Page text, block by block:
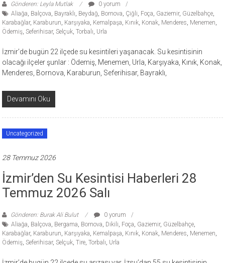
Gönderen: Leyla Mutlak
0 yorum
Aliağa, Balçova, Bayraklı, Beydağ, Bornova, Çiğli, Foça, Gaziemir, Güzelbahçe,
Karabağlar, Karaburun, Karşıyaka, Kemalpaşa, Kınık, Konak, Menderes, Menemen,
Ödemiş,Seferihisar,Selçuk,Torbalı, Urla
İzmir’de bugün 22 ilçede su kesintileri yaşanacak. Su kesintisinin
olacağı ilçeler şunlar : Ödemiş, Menemen, Urla, Karşıyaka, Kınık, Konak,
Menderes, Bornova, Karaburun, Seferihisar, Bayraklı,
Devamını Oku
Uncategorized
28 Temmuz 2026
İzmir’den Su Kesintisi Haberleri 28
Temmuz 2026 Salı
Gönderen: Burak Ali Bulut
0 yorum
Aliağa, Balçova, Bergama, Bornova, Dikili, Foça, Gaziemir, Güzelbahçe,
Karabağlar, Karaburun, Karşıyaka, Kemalpaşa, Kınık, Konak, Menderes, Menemen,
Ödemiş,Seferihisar,Selçuk,Tire,Torbalı, Urla